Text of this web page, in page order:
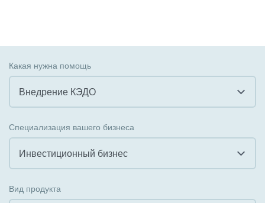
Какая нужна помощь
Внедрение КЭДО
Внедрение КЭДО
Интеграция с 1С
Специализация вашего бизнеса
Инвестиционный бизнес
Вид продукта